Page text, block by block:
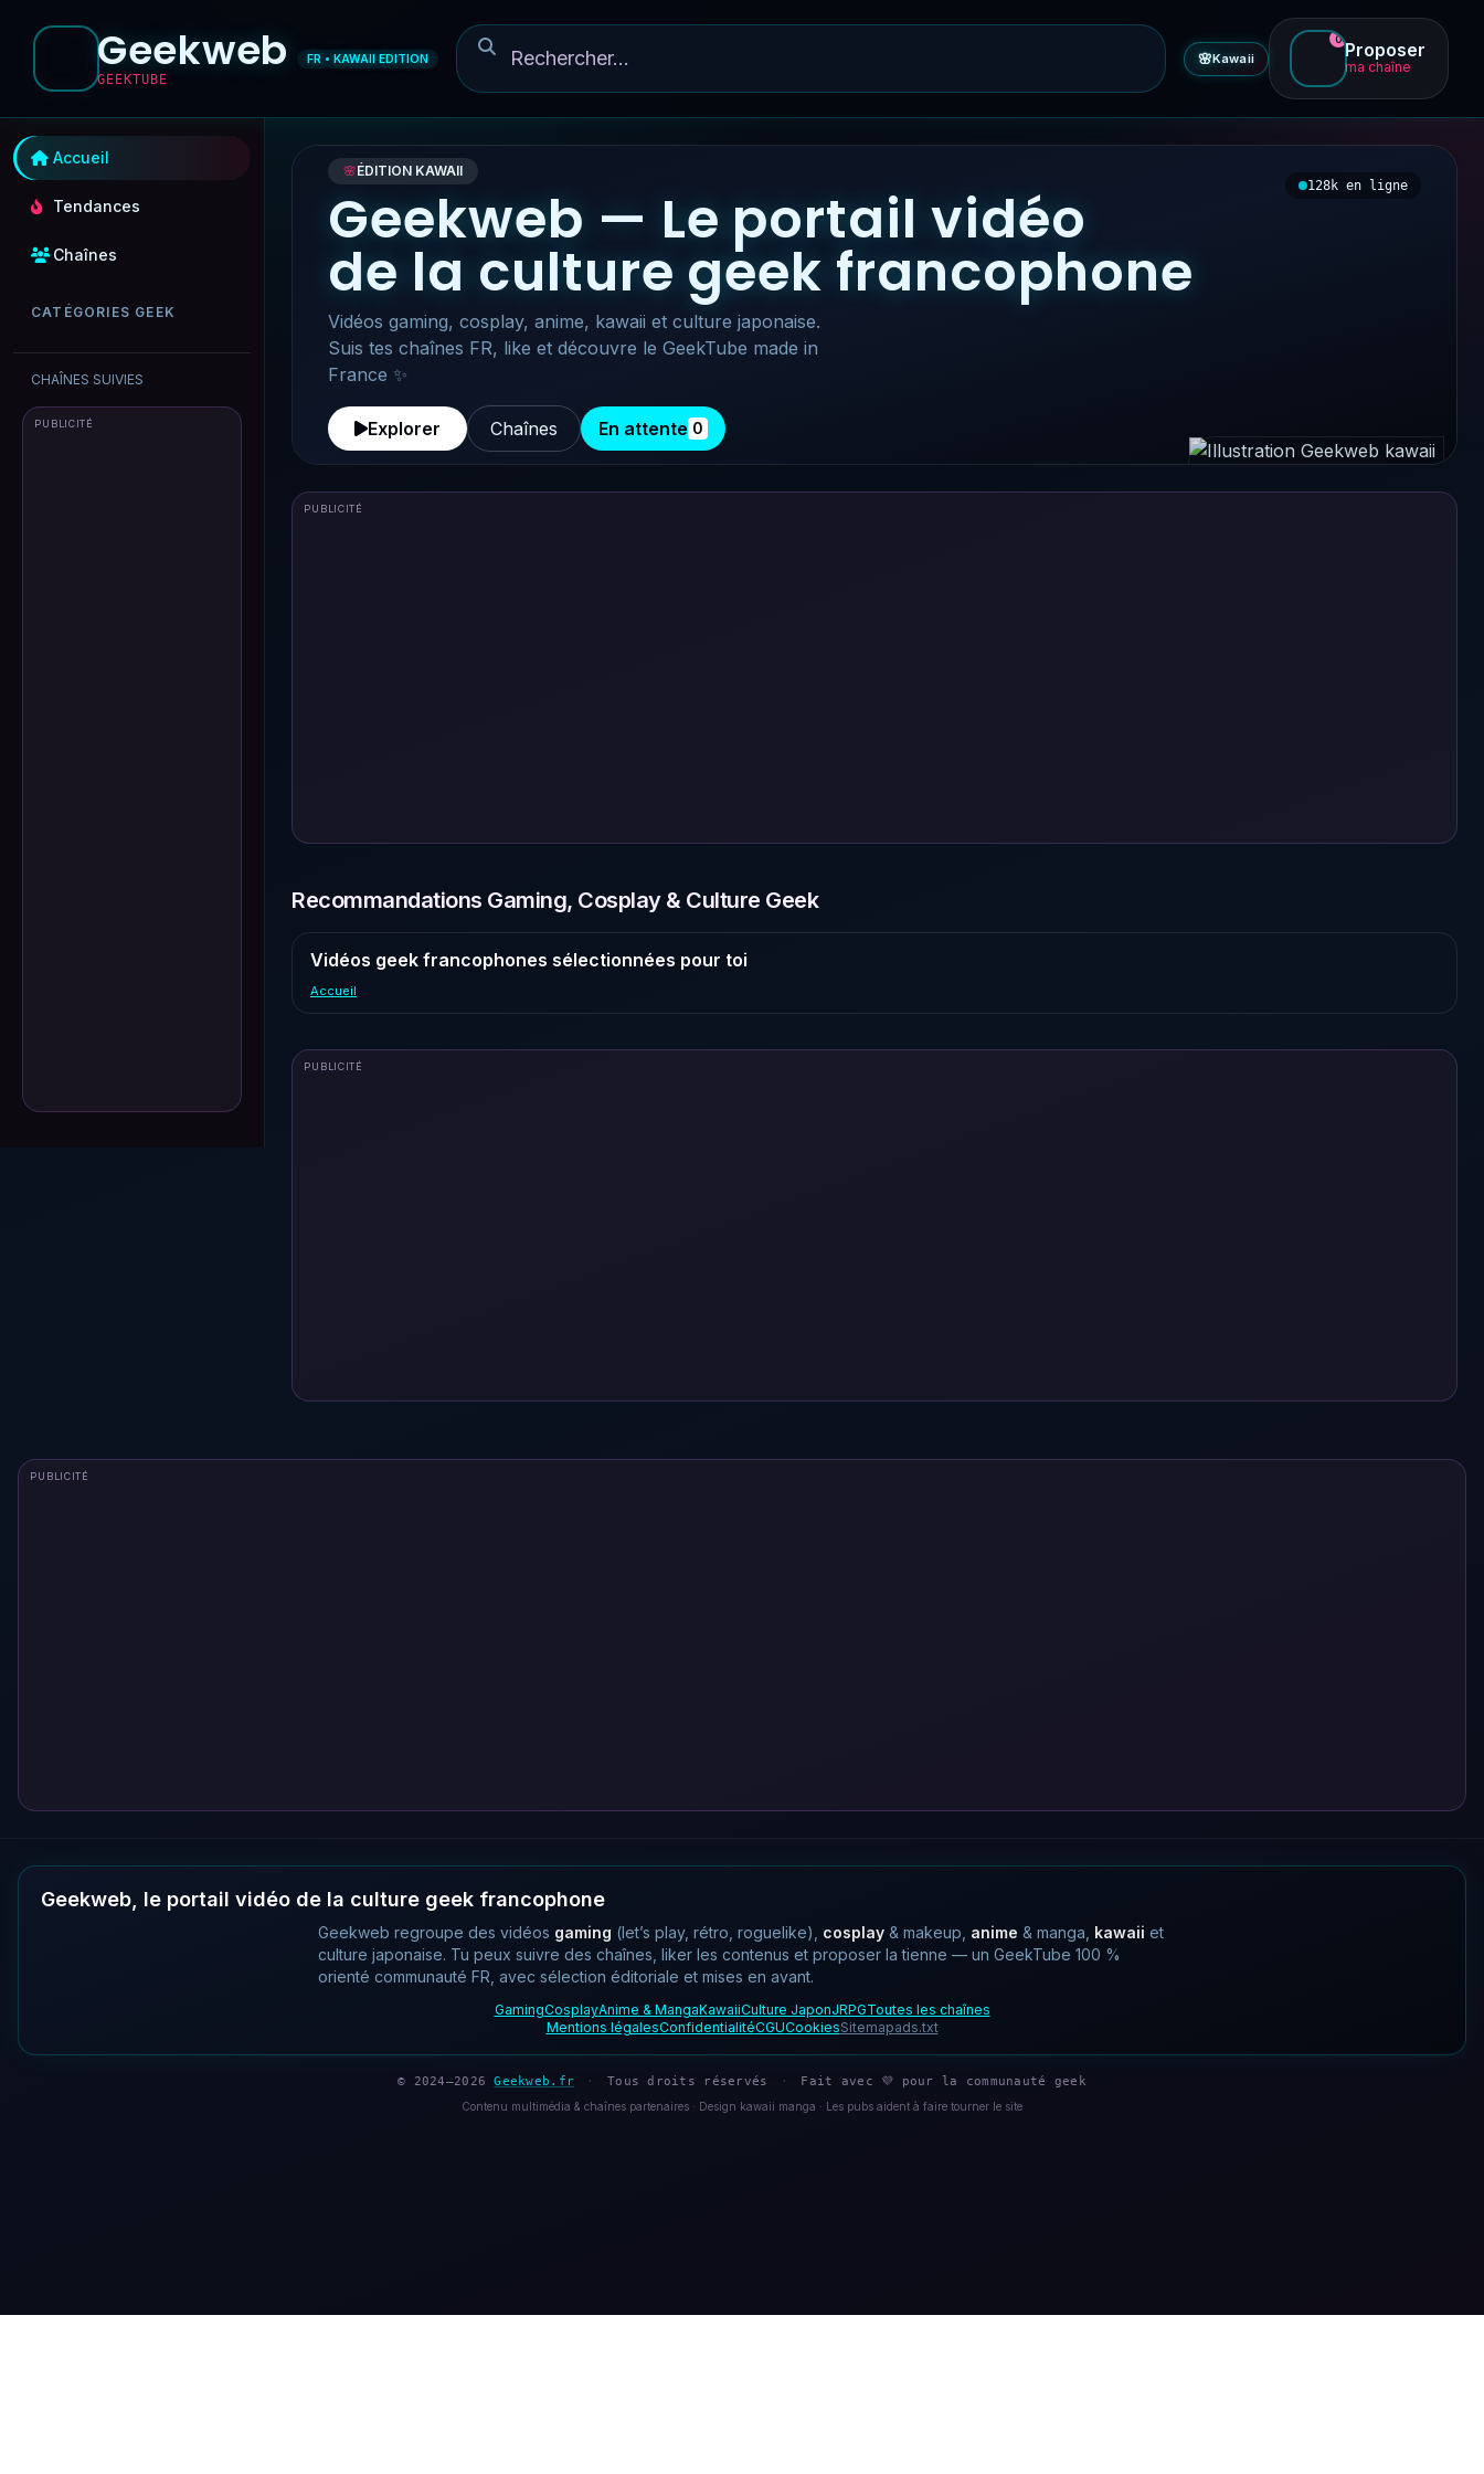
Geekweb
GEEKTUBE
FR • KAWAII EDITION 🌸Kawaii
0 Proposer
ma chaîne
Accueil
Tendances
Chaînes
CATÉGORIES GEEK
CHAÎNES SUIVIES
PUBLICITÉ
🌸ÉDITION KAWAII
Geekweb — Le portail vidéo
de la culture geek francophone
Vidéos gaming, cosplay, anime, kawaii et culture japonaise.
Suis tes chaînes FR, like et découvre le GeekTube made in
France ✨
Explorer Chaînes En attente 0
128k en ligne
PUBLICITÉ
Recommandations Gaming, Cosplay & Culture Geek
Vidéos geek francophones sélectionnées pour toi
Accueil
PUBLICITÉ
PUBLICITÉ
Geekweb, le portail vidéo de la culture geek francophone
Geekweb regroupe des vidéos gaming (let’s play, rétro, roguelike), cosplay & makeup, anime & manga, kawaii et
culture japonaise. Tu peux suivre des chaînes, liker les contenus et proposer la tienne — un GeekTube 100 %
orienté communauté FR, avec sélection éditoriale et mises en avant.
GamingCosplayAnime & MangaKawaiiCulture JaponJRPGToutes les chaînes
Mentions légalesConfidentialitéCGUCookiesSitemapads.txt
© 2024–2026Geekweb.fr · Tous droits réservés · Fait avec 💜 pour la communauté geek
Contenu multimédia & chaînes partenaires · Design kawaii manga · Les pubs aident à faire tourner le site